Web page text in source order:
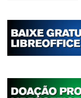
postagens